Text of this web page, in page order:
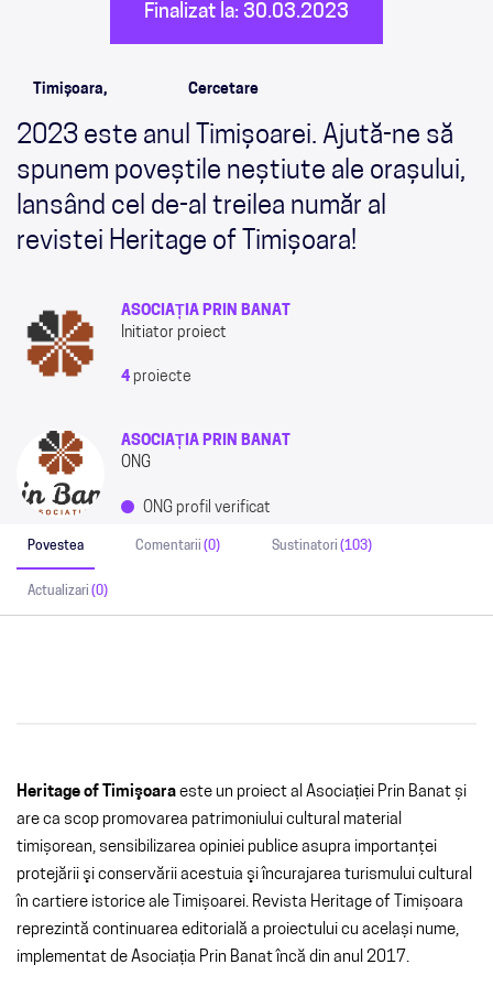
Finalizat la: 30.03.2023
Timișoara, Cercetare
2023 este anul Timișoarei. Ajută-ne să
spunem poveștile neștiute ale orașului,
lansând cel de-al treilea număr al
revistei Heritage of Timișoara!
ASOCIAȚIA PRIN BANAT
Initiator proiect
4 proiecte
ASOCIAȚIA PRIN BANAT
ONG
ONG profil verificat
Povestea Comentarii (0) Sustinatori (103)
Actualizari (0)
Heritage of Timişoara este un proiect al Asociației Prin Banat și
are ca scop promovarea patrimoniului cultural material
timișorean, sensibilizarea opiniei publice asupra importanţei
protejării şi conservării acestuia şi încurajarea turismului cultural
în cartiere istorice ale Timișoarei. Revista Heritage of Timișoara
reprezintă continuarea editorială a proiectului cu același nume,
implementat de Asociația Prin Banat încă din anul 2017.